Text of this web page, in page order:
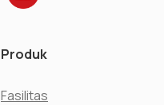
Produk
Fasilitas